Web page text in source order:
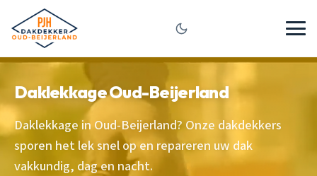
Daklekkage Oud-Beijerland
Daklekkage in Oud-Beijerland? Onze dakdekkers
sporen het lek snel op en repareren uw dak
vakkundig, dag en nacht.